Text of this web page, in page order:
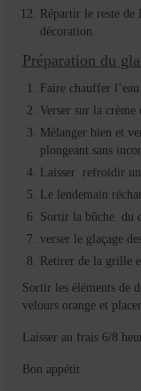
Répartir le reste de
décoration.
Préparation du
Faire chauffer
Verser sur la crème
Mélanger bien et
plongeant sans
Laisser refroidir
Le lendemain
Sortir la bûche du
verser le glaçage
Retirer de la grille
Sortir les éléments de
velours orange et
Laisser au frais 6/8
Bon appétit